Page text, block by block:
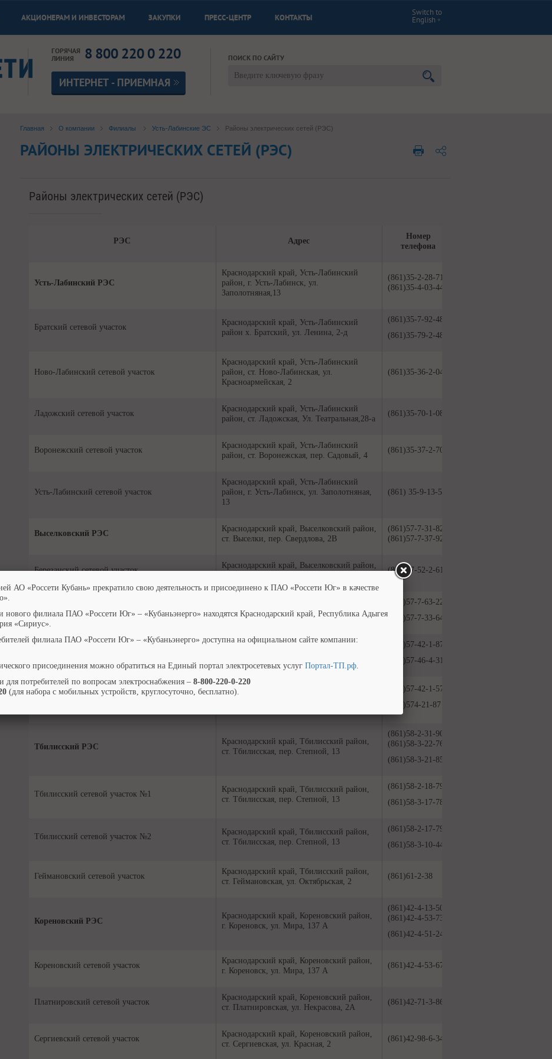
АКЦИОНЕРАМ И ИНВЕСТОРАМ ЗАКУПКИ ПРЕСС-ЦЕНТР КОНТАКТЫ
Switch to
English
ГОРЯЧАЯ
ЛИНИЯ
8 800 220 0 220
ИНТЕРНЕТ - ПРИЕМНАЯ
ПОИСК ПО САЙТУ
Главная О компании Филиалы Усть-Лабинские ЭС Районы электрических сетей (РЭС)
РАЙОНЫ ЭЛЕКТРИЧЕСКИХ СЕТЕЙ (РЭС)
Районы электрических сетей (РЭС)
РЭС Адрес
Номер
телефона
Усть-Лабинский РЭС
Краснодарский край, Усть-Лабинский
район, г. Усть-Лабинск, ул.
Заполотняная,13
(861)35-2-28-71
(861)35-4-03-44
Братский сетевой участок
Краснодарский край, Усть-Лабинский
район х. Братский, ул. Ленина, 2-д
(861)35-7-92-48
(861)35-79-2-48
Ново-Лабинский сетевой участок
Краснодарский край, Усть-Лабинский
район, ст. Ново-Лабинская, ул.
Красноармейская, 2
(861)35-36-2-04
Ладожский сетевой участок
Краснодарский край, Усть-Лабинский
район, ст. Ладожская, Ул. Театральная,28-а
(861)35-70-1-08
Воронежский сетевой участок
Краснодарский край, Усть-Лабинский
район, ст. Воронежская, пер. Садовый, 4
(861)35-37-2-70
Усть-Лабинский сетевой участок
Краснодарский край, Усть-Лабинский
район, г. Усть-Лабинск, ул. Заполотняная,
13
(861) 35-9-13-57
Выселковский РЭС
Краснодарский край, Выселковский район,
ст. Выселки, пер. Свердлова, 2В
(861)57-7-31-82
(861)57-7-37-92
Березанский сетевой участок
Краснодарский край, Выселковский район,
(861)57-52-2-61
Выселковский сетевой участок
ст. Выселки, пер. Свердлова, 2В
(861)57-7-63-22
(861)57-7-33-64
(861)57-42-1-87
(861)57-46-4-31
Ново-Малороссийский сетевой участок
Краснодарский край, Выселковский район,
ст. Ново-Малороссийская, ул. Кубанская,
(861)57-42-1-57
(861)574-21-87
Тбилисский РЭС
Краснодарский край, Тбилисский район,
ст. Тбилисская, пер. Степной, 13
(861)58-2-31-90
(861)58-3-22-76
(861)58-3-21-85
Тбилисский сетевой участок №1
Краснодарский край, Тбилисский район,
ст. Тбилисская, пер. Степной, 13
(861)58-2-18-79
(861)58-3-17-78
Тбилисский сетевой участок №2
Краснодарский край, Тбилисский район,
ст. Тбилисская, пер. Степной, 13
(861)58-2-17-79
(861)58-3-10-44
Геймановский сетевой участок
Краснодарский край, Тбилисский район,
ст. Геймановская, ул. Октябрьская, 2
(861)61-2-38
Кореновский РЭС
Краснодарский край, Кореновский район,
г. Кореновск, ул. Мира, 137 А
(861)42-4-13-50
(861)42-4-53-73
(861)42-4-51-24
Кореновский сетевой участок
Краснодарский край, Кореновский район,
г. Кореновск, ул. Мира, 137 А
(861)42-4-53-67
Платнировский сетевой участок
Краснодарский край, Кореновский район,
ст. Платнировская, ул. Некрасова, 2А
(861)42-71-3-86
Сергиевский сетевой участок
Краснодарский край, Кореновский район,
ст. Сергиевская, ул. Красная, 2
(861)42-98-6-34
АО «Россети Кубань» прекратило свою деятельность и присоединено к ПАО «Россети Юг» в качестве
нового филиала ПАО «Россети Юг» – «Кубаньэнерго» находятся Краснодарский край, Республика Адыгея
«Сириус».
филиала ПАО «Россети Юг» – «Кубаньэнерго» доступна на официальном сайте компании:
присоединения можно обратиться на Единый портал электросетевых услуг Портал-ТП.рф.
для потребителей по вопросам электроснабжения – 8-800-220-0-220
(для набора с мобильных устройств, круглосуточно, бесплатно).